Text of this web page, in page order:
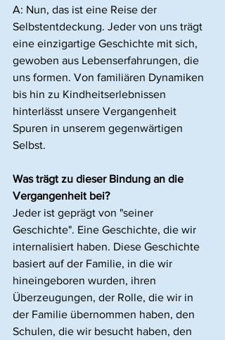
A: Nun, das ist eine Reise der
Selbstentdeckung. Jeder von uns trägt
eine einzigartige Geschichte mit sich,
gewoben aus Lebenserfahrungen, die
uns formen. Von familiären Dynamiken
bis hin zu Kindheitserlebnissen
hinterlässt unsere Vergangenheit
Spuren in unserem gegenwärtigen
Selbst.
Was trägt zu dieser Bindung an die
Vergangenheit bei?
Jeder ist geprägt von "seiner
Geschichte". Eine Geschichte, die wir
internalisiert haben. Diese Geschichte
basiert auf der Familie, in die wir
hineingeboren wurden, ihren
Überzeugungen, der Rolle, die wir in
der Familie übernommen haben, den
Schulen, die wir besucht haben, den